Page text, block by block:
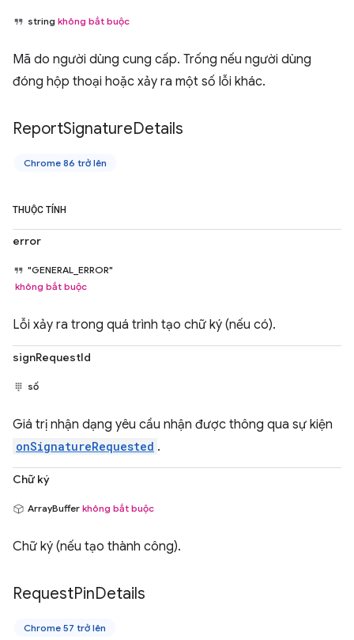
string không bắt buộc
Mã do người dùng cung cấp. Trống nếu người dùng
đóng hộp thoại hoặc xảy ra một số lỗi khác.
ReportSignatureDetails
Chrome 86 trở lên
THUỘC TÍNH
error
"GENERAL_ERROR"
không bắt buộc
Lỗi xảy ra trong quá trình tạo chữ ký (nếu có).
signRequestId
số
Giá trị nhận dạng yêu cầu nhận được thông qua sự kiện
onSignatureRequested .
Chữ ký
ArrayBuffer không bắt buộc
Chữ ký (nếu tạo thành công).
RequestPinDetails
Chrome 57 trở lên